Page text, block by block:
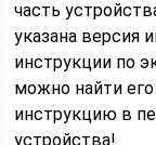
часть
указана версия
инструкции по
можно найти
инструкцию в
устройства!